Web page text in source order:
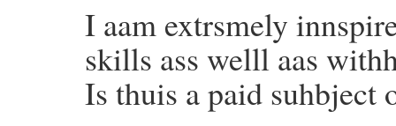
I aam extrsmely
skills ass welll aas
Is thuis a paid